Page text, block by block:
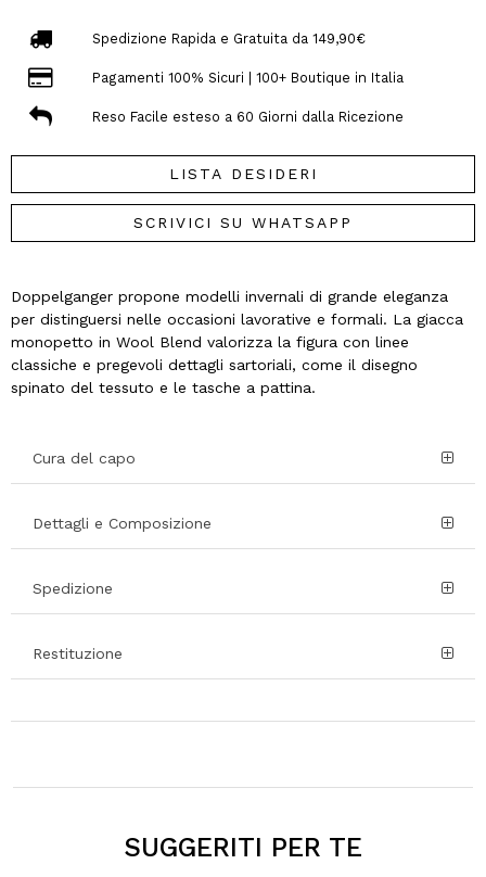
Spedizione Rapida e Gratuita da 149,90€
Pagamenti 100% Sicuri | 100+ Boutique in Italia
Reso Facile esteso a 60 Giorni dalla Ricezione
LISTA DESIDERI
SCRIVICI SU WHATSAPP
Doppelganger propone modelli invernali di grande eleganza
per distinguersi nelle occasioni lavorative e formali. La giacca
monopetto in Wool Blend valorizza la figura con linee
classiche e pregevoli dettagli sartoriali, come il disegno
spinato del tessuto e le tasche a pattina.
Cura del capo
Dettagli e Composizione
Spedizione
Restituzione
SUGGERITI PER TE